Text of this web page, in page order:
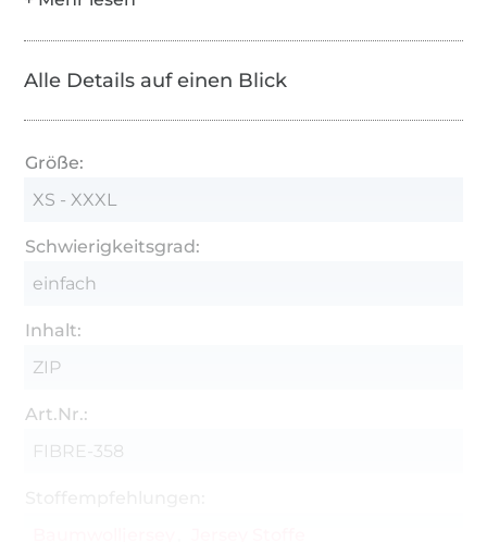
Alle Details auf einen Blick
Größe:
XS - XXXL
Schwierigkeitsgrad:
einfach
Inhalt:
ZIP
Art.Nr.:
FIBRE-358